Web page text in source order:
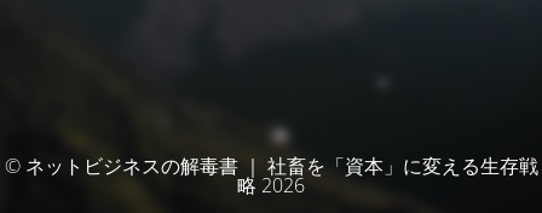
© ネットビジネスの解毒書 ｜ 社畜を「資本」に変える生存戦
略 2026